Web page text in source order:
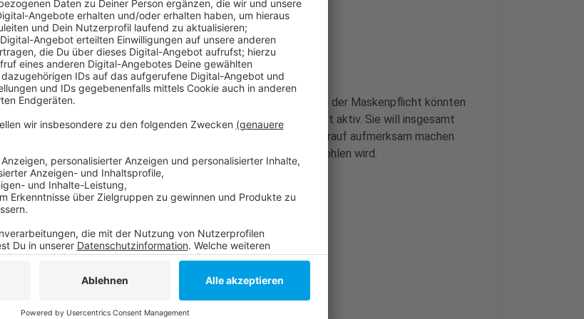
Veröffentlicht:Donnerstag, 15.10.2020 16:51
Anzeige
Und auch strengere Kontaktbeschränkungen und eine Ausweitung der Maskenpflicht könnten
uns erwarten. Bezüglich der Masken wird die Stadt bald von selbst aktiv. Sie will insgesamt
rund 550 Schilder aufstellen, die uns an 13 Orten in Düsseldorf darauf aufmerksam machen
sollen, dass uns dort auch draußen das Tragen einer Maske empfohlen wird.
Bund und Land beschließen Corona-Verschärfungen
Die Infos der Stadt zu den aktuellen Maßnahmen
Alle Infos zum Coronavirus